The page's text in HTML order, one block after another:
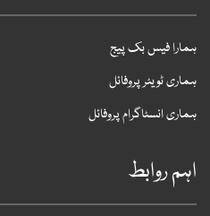
فیس بک پیج
ٹویٹر پروفائل
انسٹاگرام پروفائل
روابط